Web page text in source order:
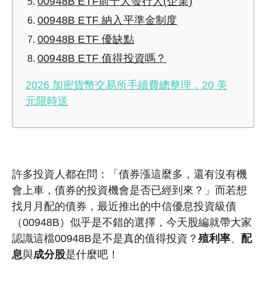
00948B ETF 納入平準金制度
00948B ETF 優缺點
00948B ETF 值得投資嗎？
2026 加密貨幣交易所手續費總整理，20 美
元限時送
許多投資人都在問：「債券漲這麼多，還有沒有機
會上車，債券的投資機會是否已經到來？」而若想
找月月配的債券，最近推出的中信優息投資級債
（00948B）似乎是不錯的選擇，今天股編就帶大家
認識這檔00948B是不是真的值得投資？ 殖利率、 配
息與成分股是什麼吧！